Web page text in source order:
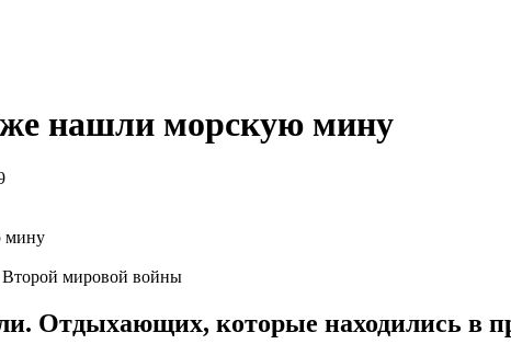
нашли морскую мину
Второй мировой войны
Отдыхающих, которые находились в